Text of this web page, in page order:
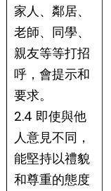
家人、鄰居、
老師、同學、
親友等等打招
呼，會提示和
要求。
2.4 即使與他
人意見不同，
能堅持以禮貌
和尊重的態度